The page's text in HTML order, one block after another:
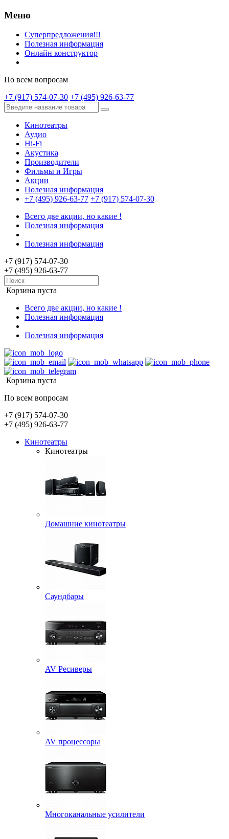
Меню
Суперпредложения!!!
Полезная информация
Онлайн конструктор
По всем вопросам
+7 (917) 574-07-30 +7 (495) 926-63-77
Кинотеатры
Аудио
Hi-Fi
Акустика
Производители
Фильмы и Игры
Акции
Полезная информация
+7 (495) 926-63-77 +7 (917) 574-07-30
Всего две акции, но какие !
Полезная информация
Полезная информация
+7 (917) 574-07-30
+7 (495) 926-63-77
Корзина пуста
Всего две акции, но какие !
Полезная информация
Полезная информация
Корзина пуста
По всем вопросам
+7 (917) 574-07-30
+7 (495) 926-63-77
Кинотеатры
Кинотеатры
Домашние кинотеатры
Саундбары
AV Ресиверы
AV процессоры
Многоканальные усилители